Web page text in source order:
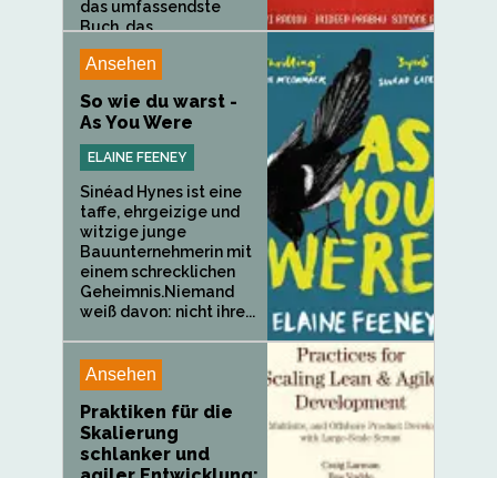
das umfassendste
Buch, das...
Ansehen
So wie du warst -
As You Were
ELAINE FEENEY
Sinéad Hynes ist eine
taffe, ehrgeizige und
witzige junge
Bauunternehmerin mit
einem schrecklichen
Geheimnis.Niemand
weiß davon: nicht ihre...
Ansehen
Praktiken für die
Skalierung
schlanker und